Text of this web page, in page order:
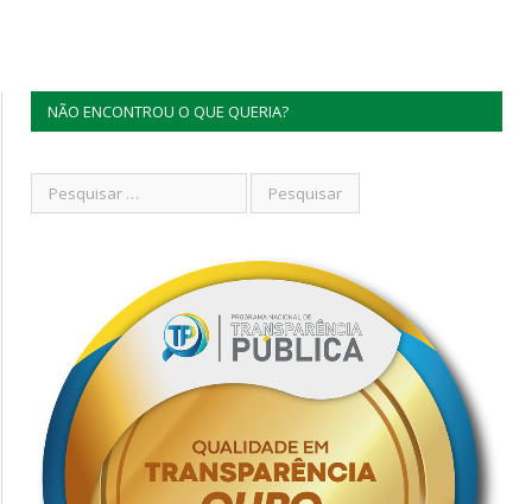
NÃO ENCONTROU O QUE QUERIA?